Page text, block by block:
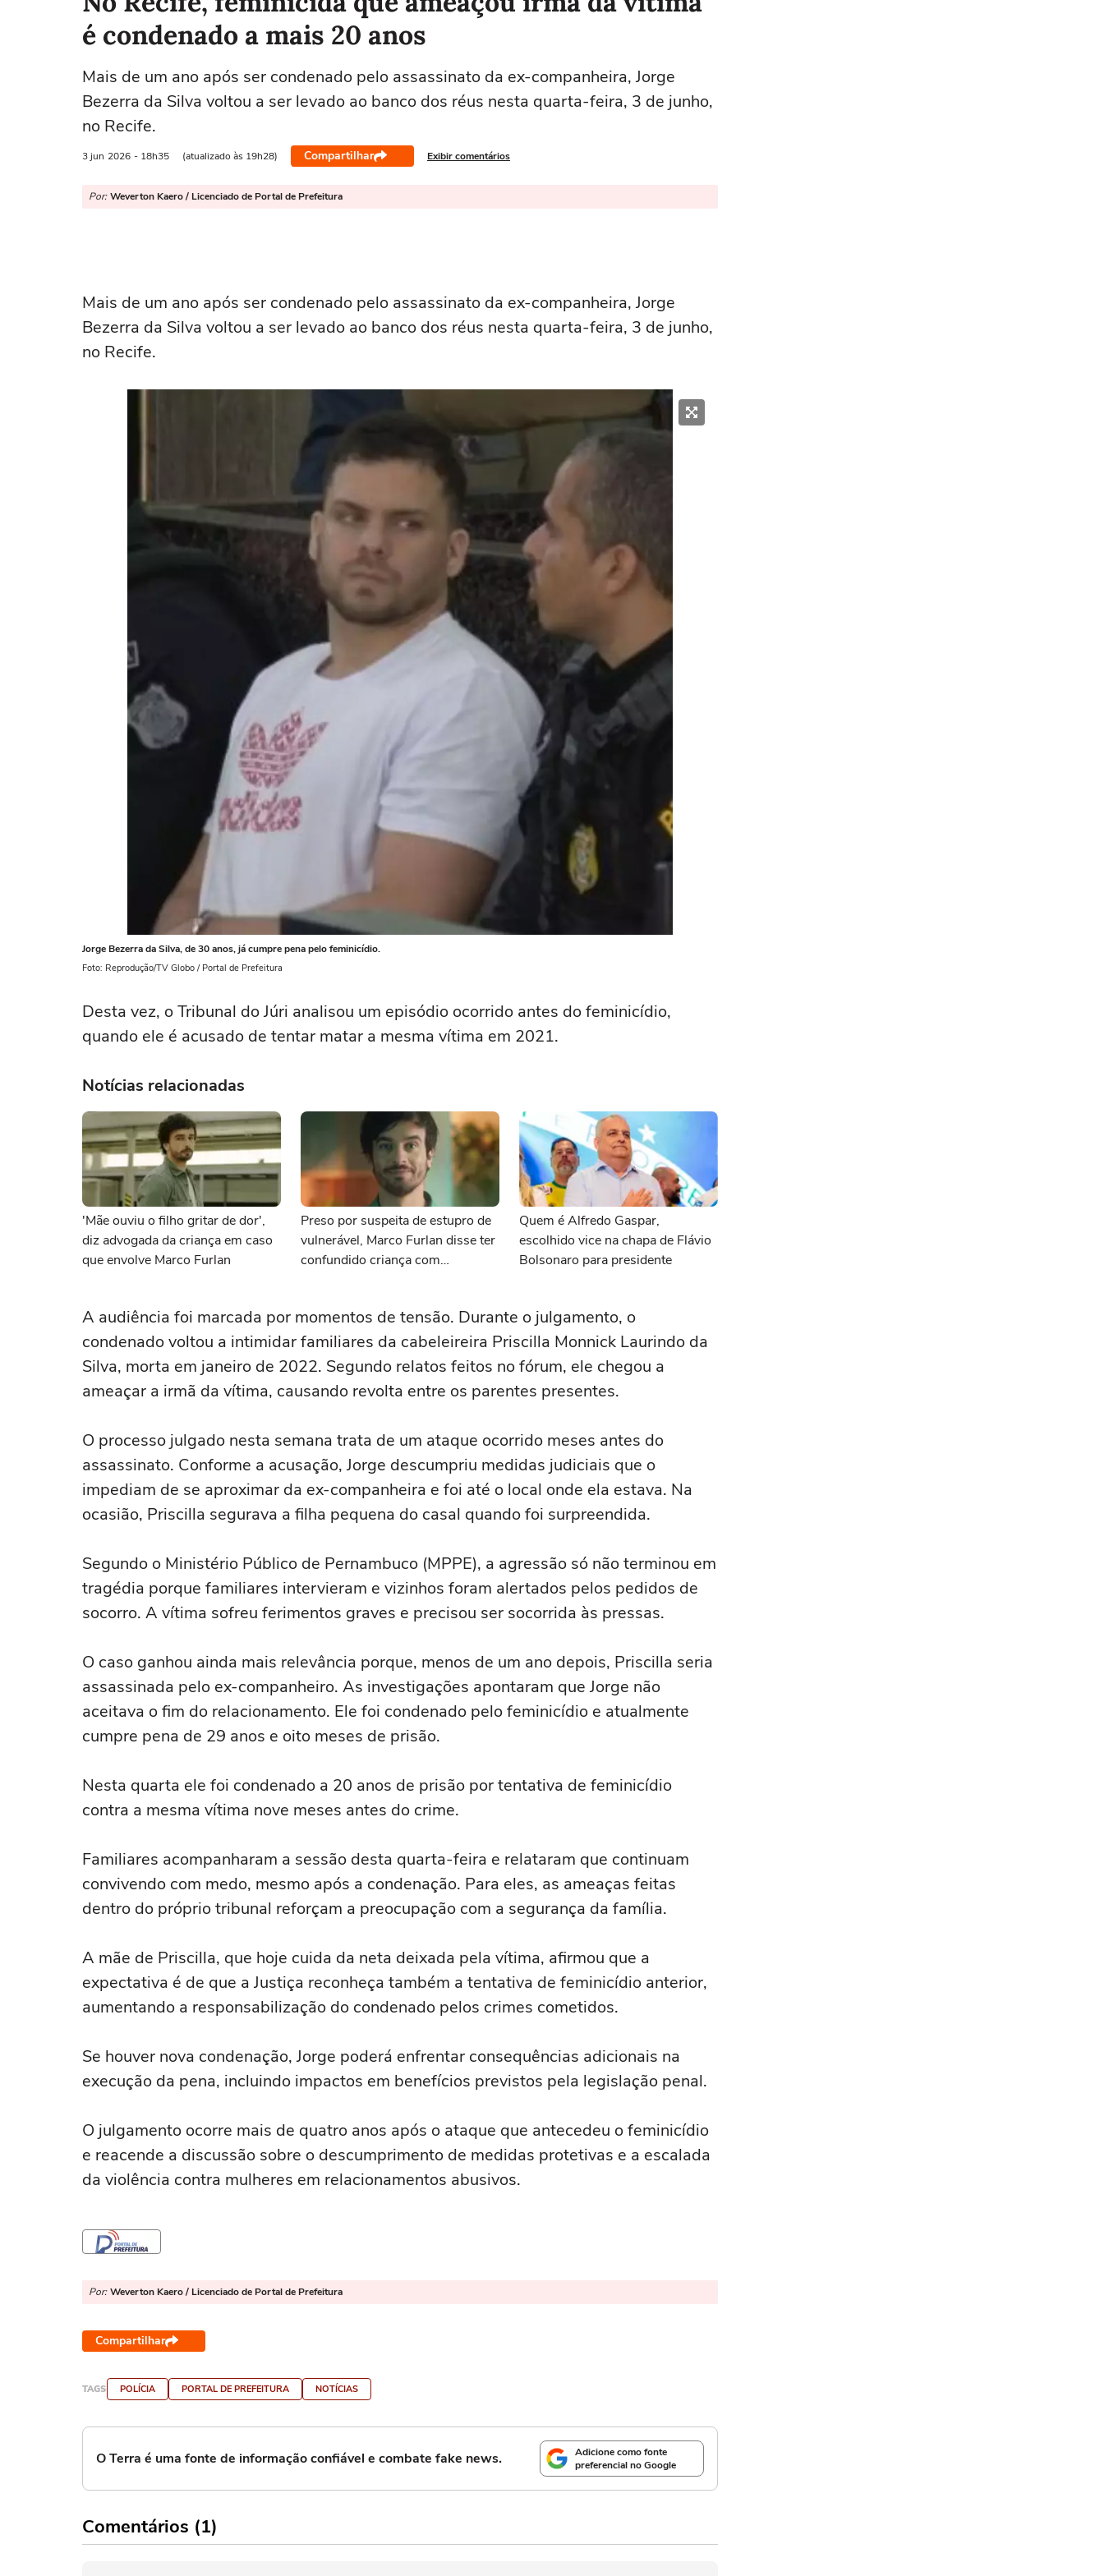
é condenado a mais 20 anos
Mais de um ano após ser condenado pelo assassinato da ex-companheira, Jorge
Bezerra da Silva voltou a ser levado ao banco dos réus nesta quarta-feira, 3 de junho,
no Recife.
3 jun 2026 - 18h35 (atualizado às 19h28) Compartilhar Exibir comentários
Por: Weverton Kaero / Licenciado de Portal de Prefeitura
Mais de um ano após ser condenado pelo assassinato da ex-companheira, Jorge
Bezerra da Silva voltou a ser levado ao banco dos réus nesta quarta-feira, 3 de junho,
no Recife.
Jorge Bezerra da Silva, de 30 anos, já cumpre pena pelo feminicídio.
Foto: Reprodução/TV Globo / Portal de Prefeitura
Desta vez, o Tribunal do Júri analisou um episódio ocorrido antes do feminicídio,
quando ele é acusado de tentar matar a mesma vítima em 2021.
Notícias relacionadas
'Mãe ouviu o filho gritar de dor',
diz advogada da criança em caso
que envolve Marco Furlan
Preso por suspeita de estupro de
vulnerável, Marco Furlan disse ter
confundido criança com
Quem é Alfredo Gaspar,
escolhido vice na chapa de Flávio
Bolsonaro para presidente
A audiência foi marcada por momentos de tensão. Durante o julgamento, o
condenado voltou a intimidar familiares da cabeleireira Priscilla Monnick Laurindo da
Silva, morta em janeiro de 2022. Segundo relatos feitos no fórum, ele chegou a
ameaçar a irmã da vítima, causando revolta entre os parentes presentes.
O processo julgado nesta semana trata de um ataque ocorrido meses antes do
assassinato. Conforme a acusação, Jorge descumpriu medidas judiciais que o
impediam de se aproximar da ex-companheira e foi até o local onde ela estava. Na
ocasião, Priscilla segurava a filha pequena do casal quando foi surpreendida.
Segundo o Ministério Público de Pernambuco (MPPE), a agressão só não terminou em
tragédia porque familiares intervieram e vizinhos foram alertados pelos pedidos de
socorro. A vítima sofreu ferimentos graves e precisou ser socorrida às pressas.
O caso ganhou ainda mais relevância porque, menos de um ano depois, Priscilla seria
assassinada pelo ex-companheiro. As investigações apontaram que Jorge não
aceitava o fim do relacionamento. Ele foi condenado pelo feminicídio e atualmente
cumpre pena de 29 anos e oito meses de prisão.
Nesta quarta ele foi condenado a 20 anos de prisão por tentativa de feminicídio
contra a mesma vítima nove meses antes do crime.
Familiares acompanharam a sessão desta quarta-feira e relataram que continuam
convivendo com medo, mesmo após a condenação. Para eles, as ameaças feitas
dentro do próprio tribunal reforçam a preocupação com a segurança da família.
A mãe de Priscilla, que hoje cuida da neta deixada pela vítima, afirmou que a
expectativa é de que a Justiça reconheça também a tentativa de feminicídio anterior,
aumentando a responsabilização do condenado pelos crimes cometidos.
Se houver nova condenação, Jorge poderá enfrentar consequências adicionais na
execução da pena, incluindo impactos em benefícios previstos pela legislação penal.
O julgamento ocorre mais de quatro anos após o ataque que antecedeu o feminicídio
e reacende a discussão sobre o descumprimento de medidas protetivas e a escalada
da violência contra mulheres em relacionamentos abusivos.
Por: Weverton Kaero / Licenciado de Portal de Prefeitura
Compartilhar
TAGS POLÍCIA PORTAL DE PREFEITURA NOTÍCIAS
O Terra é uma fonte de informação confiável e combate fake news.
Adicione como fonte
preferencial no Google
Comentários (1)